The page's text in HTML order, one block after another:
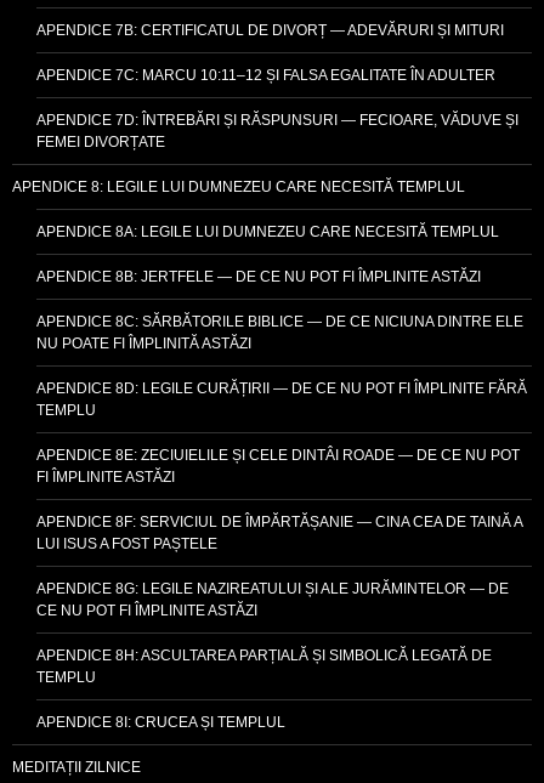
APENDICE 7B: CERTIFICATUL DE DIVORȚ — ADEVĂRURI ȘI MITURI
APENDICE 7C: MARCU 10:11–12 ȘI FALSA EGALITATE ÎN ADULTER
APENDICE 7D: ÎNTREBĂRI ȘI RĂSPUNSURI — FECIOARE, VĂDUVE ȘI
FEMEI DIVORȚATE
APENDICE 8: LEGILE LUI DUMNEZEU CARE NECESITĂ TEMPLUL
APENDICE 8A: LEGILE LUI DUMNEZEU CARE NECESITĂ TEMPLUL
APENDICE 8B: JERTFELE — DE CE NU POT FI ÎMPLINITE ASTĂZI
APENDICE 8C: SĂRBĂTORILE BIBLICE — DE CE NICIUNA DINTRE ELE
NU POATE FI ÎMPLINITĂ ASTĂZI
APENDICE 8D: LEGILE CURĂȚIRII — DE CE NU POT FI ÎMPLINITE FĂRĂ
TEMPLU
APENDICE 8E: ZECIUIELILE ȘI CELE DINTÂI ROADE — DE CE NU POT
FI ÎMPLINITE ASTĂZI
APENDICE 8F: SERVICIUL DE ÎMPĂRTĂȘANIE — CINA CEA DE TAINĂ A
LUI ISUS A FOST PAȘTELE
APENDICE 8G: LEGILE NAZIREATULUI ȘI ALE JURĂMINTELOR — DE
CE NU POT FI ÎMPLINITE ASTĂZI
APENDICE 8H: ASCULTAREA PARȚIALĂ ȘI SIMBOLICĂ LEGATĂ DE
TEMPLU
APENDICE 8I: CRUCEA ȘI TEMPLUL
MEDITAȚII ZILNICE